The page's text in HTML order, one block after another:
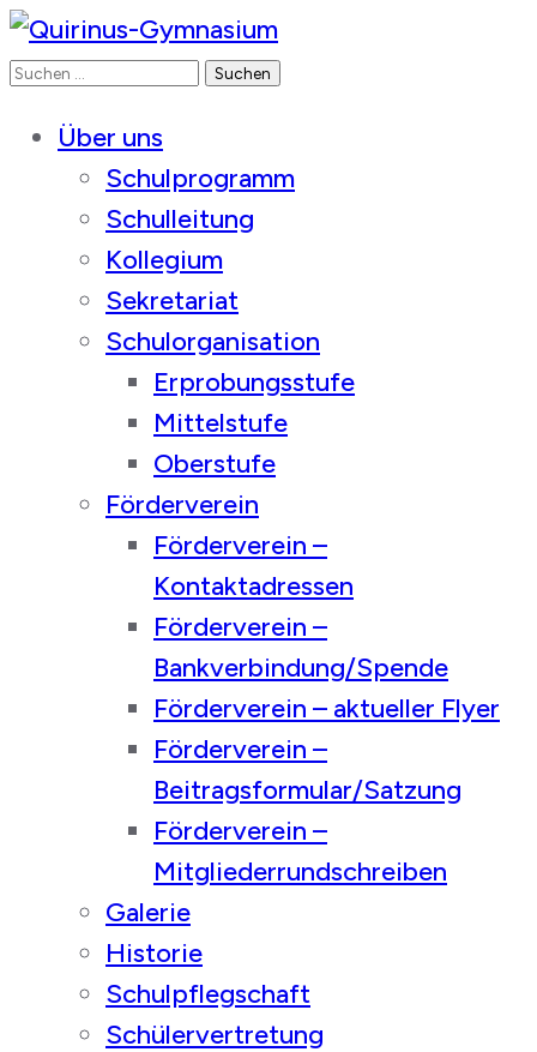
Quirinus-Gymnasium
Suchen
Über uns
Schulprogramm
Schulleitung
Kollegium
Sekretariat
Schulorganisation
Erprobungsstufe
Mittelstufe
Oberstufe
Förderverein
Förderverein –
Kontaktadressen
Förderverein –
Bankverbindung/Spende
Förderverein – aktueller Flyer
Förderverein –
Beitragsformular/Satzung
Förderverein –
Mitgliederrundschreiben
Galerie
Historie
Schulpflegschaft
Schülervertretung